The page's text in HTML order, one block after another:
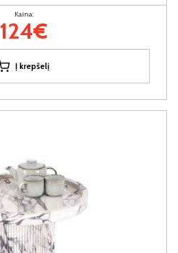
Kaina:
124€
Į krepšelį